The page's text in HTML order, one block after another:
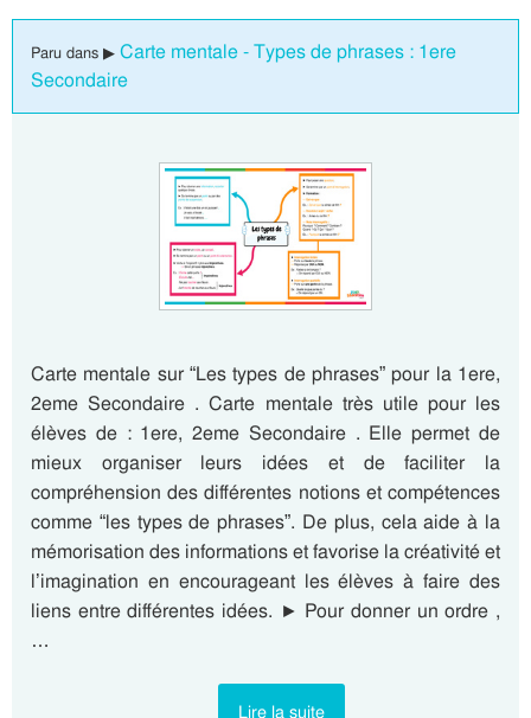
Paru dans ▶ Carte mentale - Types de phrases : 1ere
Secondaire
Carte mentale sur “Les types de phrases” pour la 1ere,
2eme Secondaire . Carte mentale très utile pour les
élèves de : 1ere, 2eme Secondaire . Elle permet de
mieux organiser leurs idées et de faciliter la
compréhension des différentes notions et compétences
comme “les types de phrases”. De plus, cela aide à la
mémorisation des informations et favorise la créativité et
l’imagination en encourageant les élèves à faire des
liens entre différentes idées. ► Pour donner un ordre ,
…
Lire la suite